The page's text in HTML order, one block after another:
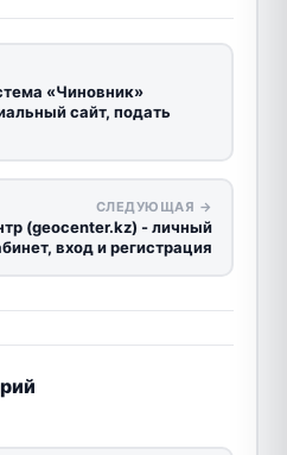
«Чиновник»
сайт, подать
СЛЕДУЮЩАЯ →
(geocenter.kz) - личный
вход и регистрация